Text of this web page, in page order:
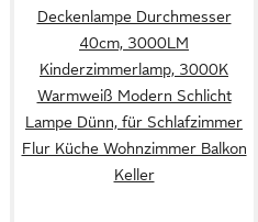
Deckenlampe Durchmesser
40cm, 3000LM
Kinderzimmerlamp, 3000K
Warmweiß Modern Schlicht
Lampe Dünn, für Schlafzimmer
Flur Küche Wohnzimmer Balkon
Keller